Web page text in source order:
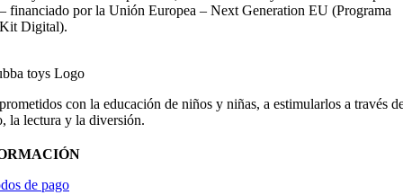
– financiado por la Unión Europea – Next Generation EU (Programa
Kit Digital).
con la educación de niños y niñas, a estimularlos a través
la lectura y la diversión.
de pago